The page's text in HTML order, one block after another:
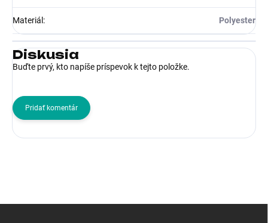
Materiál : Polyester
Diskusia
Buďte prvý, kto napíše príspevok k tejto položke.
Pridať komentár